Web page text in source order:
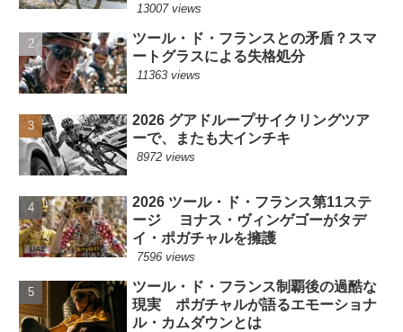
13007 views
ツール・ド・フランスとの矛盾？スマ
ートグラスによる失格処分
11363 views
2026 グアドループサイクリングツア
ーで、またも大インチキ
8972 views
2026 ツール・ド・フランス第11ステ
ージ ヨナス・ヴィンゲゴーがタデ
イ・ポガチャルを擁護
7596 views
ツール・ド・フランス制覇後の過酷な
現実 ポガチャルが語るエモーショナ
ル・カムダウンとは